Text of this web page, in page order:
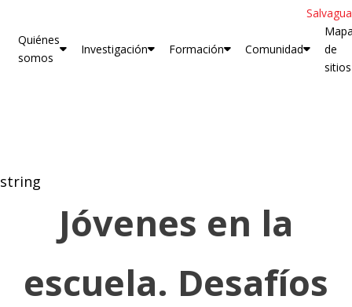
Quiénes
somos
Investigación Formación Comunidad
de
sitios
string
Jóvenes en la
escuela. Desafíos